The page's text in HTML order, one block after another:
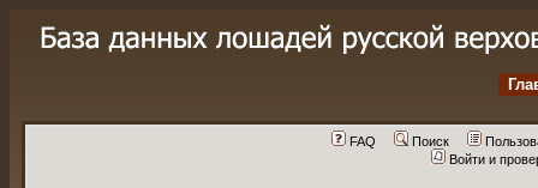
FAQ Поиск
Войти и